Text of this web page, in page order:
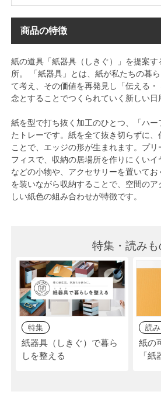
商品の特徴
紙の道具「紙器具（しきぐ）」を提案
所。 「紙器具」とは、紙が私たちの暮
て考え、その価値を再発見し「伝える
念とすることでつくられていく新しい日
紙を型で打ち抜く加工のひとつ、「ハー
たトレーです。紙を全て抜き切らずに
ことで、エッジの形が生まれます。プ
フィスで、収納の居場所を作りにくい
などの小物や、アクセサリーを置いて
を装いながら収納することで、空間の
しい紙色の組み合わせが特徴です。
特集・読みも
特集
紙器具（しきぐ）で暮ら
しを整える
読
紙の
「紙